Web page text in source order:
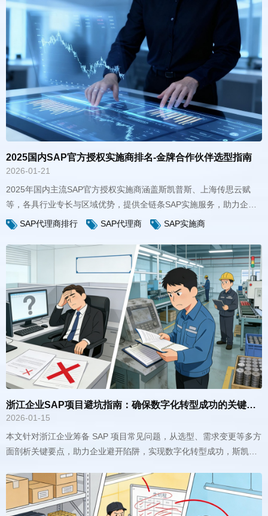
2025国内SAP官方授权实施商排名-金牌合作伙伴选型指南
2026-01-21
数字化转型落地。
SAP代理商排行 SAP代理商 SAP实施商
浙江企业SAP项目避坑指南：确保数字化转型成功的关键要点
2026-01-15